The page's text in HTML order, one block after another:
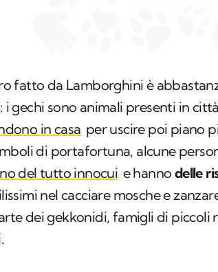
fatto da Lamborghini è
i gechi sono animali presenti in
in casa per uscire poi piano
di portafortuna, alcune
del tutto innocui e hanno delle
nel cacciare mosche e
dei gekkonidi, famigli di piccoli